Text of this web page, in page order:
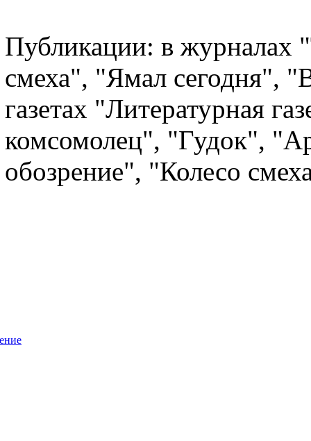
Публикации: в журналах
смеха", "Ямал сегодня",
газетах "Литературная
комсомолец", "Гудок",
обозрение", "Колесо